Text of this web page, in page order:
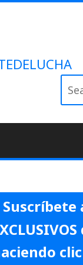
for:
Suscríbete